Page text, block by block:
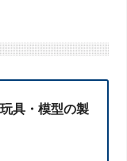
具・模型の製